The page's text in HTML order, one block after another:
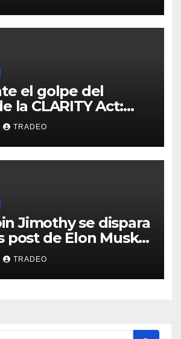
el golpe del
la CLARITY Act:
por
$1?
TRADEO
Jimothy se dispara
post de Elon Musk
TRADEO